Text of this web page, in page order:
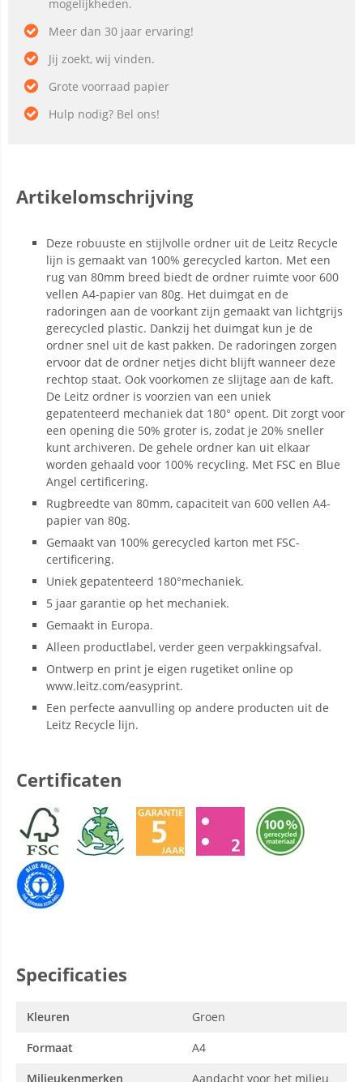
mogelijkheden.
Meer dan 30 jaar ervaring!
Jij zoekt, wij vinden.
Grote voorraad papier
Hulp nodig? Bel ons!
Artikelomschrijving
Deze robuuste en stijlvolle ordner uit de Leitz Recycle
lijn is gemaakt van 100% gerecycled karton. Met een
rug van 80mm breed biedt de ordner ruimte voor 600
vellen A4-papier van 80g. Het duimgat en de
radoringen aan de voorkant zijn gemaakt van lichtgrijs
gerecycled plastic. Dankzij het duimgat kun je de
ordner snel uit de kast pakken. De radoringen zorgen
ervoor dat de ordner netjes dicht blijft wanneer deze
rechtop staat. Ook voorkomen ze slijtage aan de kaft.
De Leitz ordner is voorzien van een uniek
gepatenteerd mechaniek dat 180° opent. Dit zorgt voor
een opening die 50% groter is, zodat je 20% sneller
kunt archiveren. De gehele ordner kan uit elkaar
worden gehaald voor 100% recycling. Met FSC en Blue
Angel certificering.
Rugbreedte van 80mm, capaciteit van 600 vellen A4-
papier van 80g.
Gemaakt van 100% gerecycled karton met FSC-
certificering.
Uniek gepatenteerd 180°mechaniek.
5 jaar garantie op het mechaniek.
Gemaakt in Europa.
Alleen productlabel, verder geen verpakkingsafval.
Ontwerp en print je eigen rugetiket online op
www.leitz.com/easyprint.
Een perfecte aanvulling op andere producten uit de
Leitz Recycle lijn.
Certificaten
Specificaties
Kleuren
Groen
Formaat
A4
Milieukenmerken
Aandacht voor het milieu